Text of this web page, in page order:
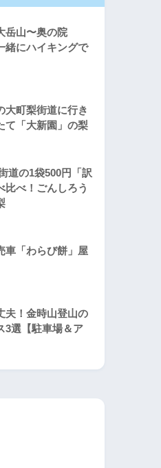
岳山〜奥の院
緒にハイキングで
大町梨街道に行き
て「大新園」の梨
道の1袋500円「訳
比べ！ごんしろう
車「わらび餅」屋
夫！金時山登山の
3選【駐車場＆ア